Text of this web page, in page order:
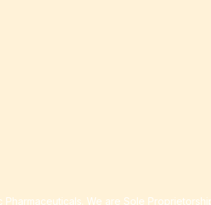
We are Sole